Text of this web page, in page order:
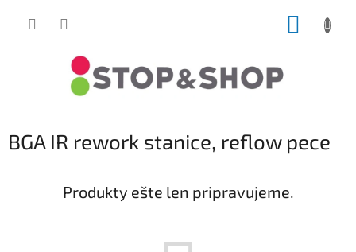
BGA IR rework stanice, reflow pece
Produkty ešte len pripravujeme.